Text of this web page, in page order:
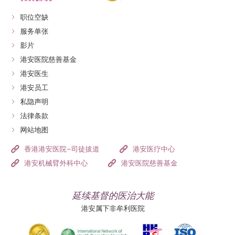
职位空缺
服务单张
影片
港安医院慈善基金
港安医生
港安员工
私隐声明
法律条款
网站地图
香港港安医院–司徒拔道
港安医疗中心
港安机械臂外科中心
港安医院慈善基金
延续基督的医治大能
港安属下非牟利医院